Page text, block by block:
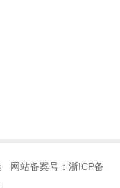
网站备案号： 浙ICP备